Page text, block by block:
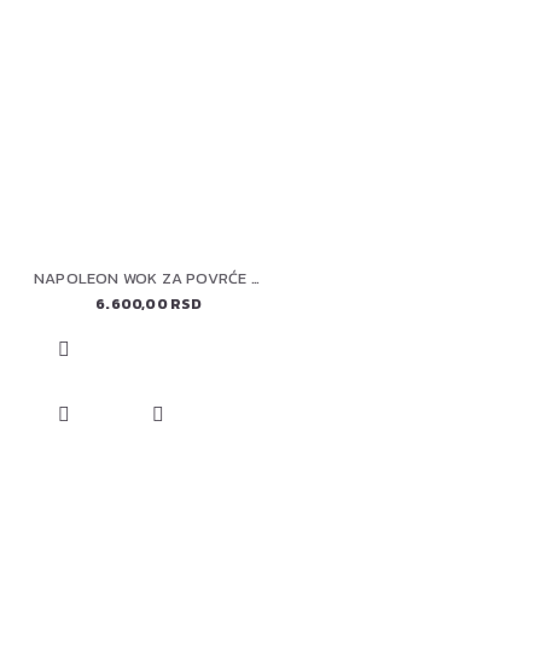
NAPOLEON WOK ZA POVRĆE 56027
6.600,00 RSD